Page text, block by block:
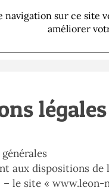
navigation sur ce site
améliorer
légales
aux dispositions de
– le site « www.leon-